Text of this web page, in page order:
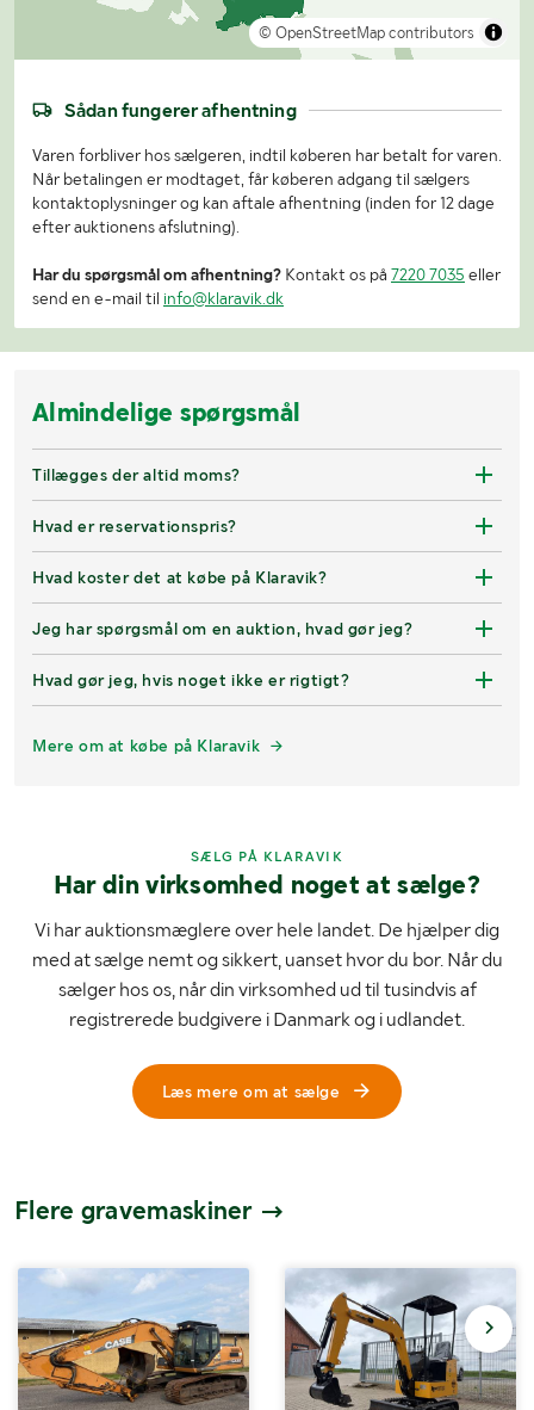
© OpenStreetMap contributors
Sådan fungerer afhentning
Varen forbliver hos sælgeren, indtil køberen har betalt for varen.
Når betalingen er modtaget, får køberen adgang til sælgers
kontaktoplysninger og kan aftale afhentning (inden for 12 dage
efter auktionens afslutning).
Har du spørgsmål om afhentning? Kontakt os på 7220 7035 eller
send en e-mail til info@klaravik.dk
Almindelige spørgsmål
Tillægges der altid moms?
Hvad er reservationspris?
Hvad koster det at købe på Klaravik?
Jeg har spørgsmål om en auktion, hvad gør jeg?
Hvad gør jeg, hvis noget ikke er rigtigt?
Mere om at købe på Klaravik
SÆLG PÅ KLARAVIK
Har din virksomhed noget at sælge?
Vi har auktionsmæglere over hele landet. De hjælper dig
med at sælge nemt og sikkert, uanset hvor du bor. Når du
sælger hos os, når din virksomhed ud til tusindvis af
registrerede budgivere i Danmark og i udlandet.
Læs mere om at sælge
Flere gravemaskiner